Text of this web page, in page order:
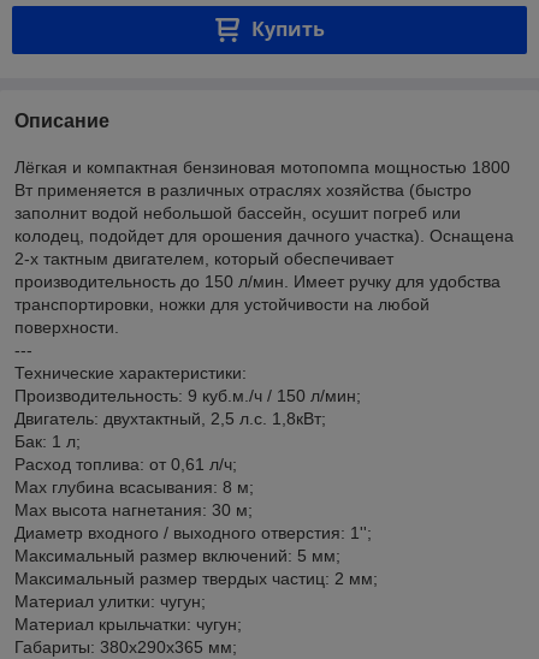
Купить
Описание
Лёгкая и компактная бензиновая мотопомпа мощностью 1800
Вт применяется в различных отраслях хозяйства (быстро
заполнит водой небольшой бассейн, осушит погреб или
колодец, подойдет для орошения дачного участка). Оснащена
2-х тактным двигателем, который обеспечивает
производительность до 150 л/мин. Имеет ручку для удобства
транспортировки, ножки для устойчивости на любой
поверхности.
---
Технические характеристики:
Производительность: 9 куб.м./ч / 150 л/мин;
Двигатель: двухтактный, 2,5 л.с. 1,8кВт;
Бак: 1 л;
Расход топлива: от 0,61 л/ч;
Max глубина всасывания: 8 м;
Max высота нагнетания: 30 м;
Диаметр входного / выходного отверстия: 1'';
Максимальный размер включений: 5 мм;
Максимальный размер твердых частиц: 2 мм;
Материал улитки: чугун;
Материал крыльчатки: чугун;
Габариты: 380x290x365 мм;